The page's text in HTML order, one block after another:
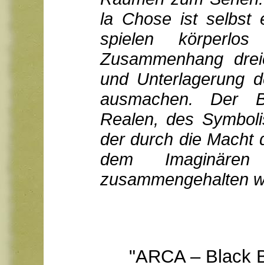
la Chose ist selbst
spielen
Zusammenhang
und Unterlagerung
ausmachen. Der
Realen, des
der durch die Macht
dem
zusammengehalten
ARCA – Black